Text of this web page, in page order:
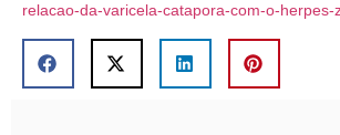
relacao-da-varicela-catapora-com-o-herpes-